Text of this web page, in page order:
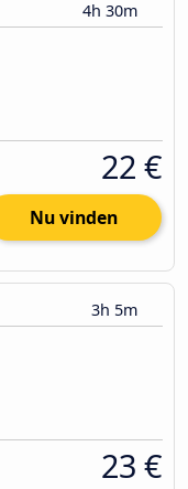
4h 30m
22 €
Nu vinden
3h 5m
23 €